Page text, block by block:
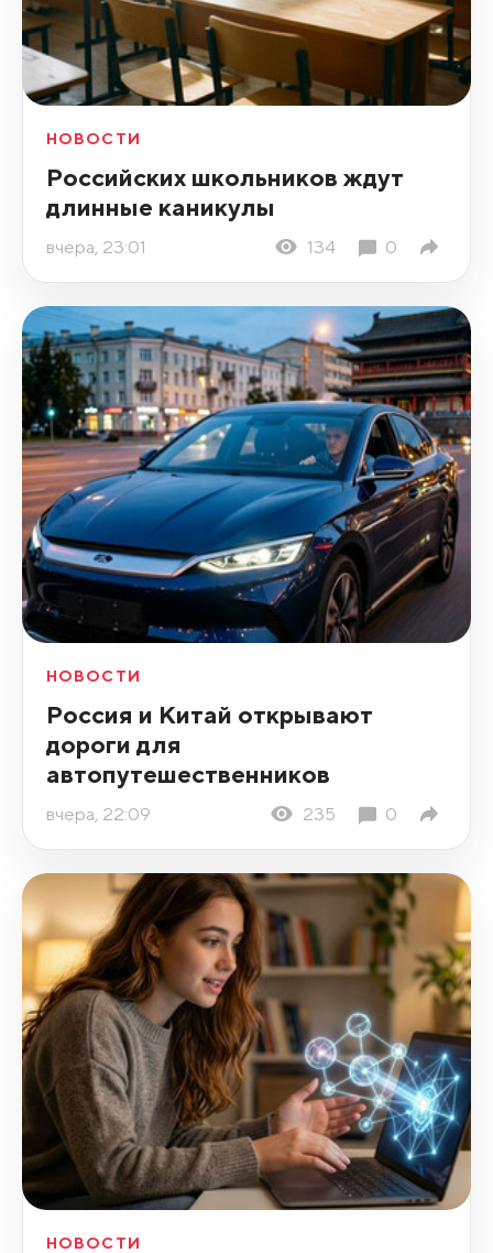
НОВОСТИ
Российских школьников ждут
длинные каникулы
вчера, 23:01 134 0
НОВОСТИ
Россия и Китай открывают
дороги для
автопутешественников
вчера, 22:09 235 0
НОВОСТИ